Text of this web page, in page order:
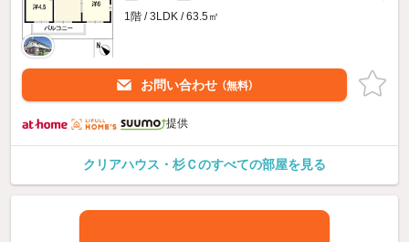
1階 / 3LDK / 63.5㎡
お問い合わせ （無料）
提供
クリアハウス・杉Ｃのすべての部屋を見る